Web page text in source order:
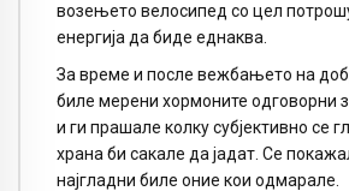
возењето велосипед со цел
енергија да биде еднаква.
За време и после вежбањето на
биле мерени хормоните одговорни
и ги прашале колку субјективно се
храна би сакале да јадат. Се
најгладни биле оние кои одмарале.